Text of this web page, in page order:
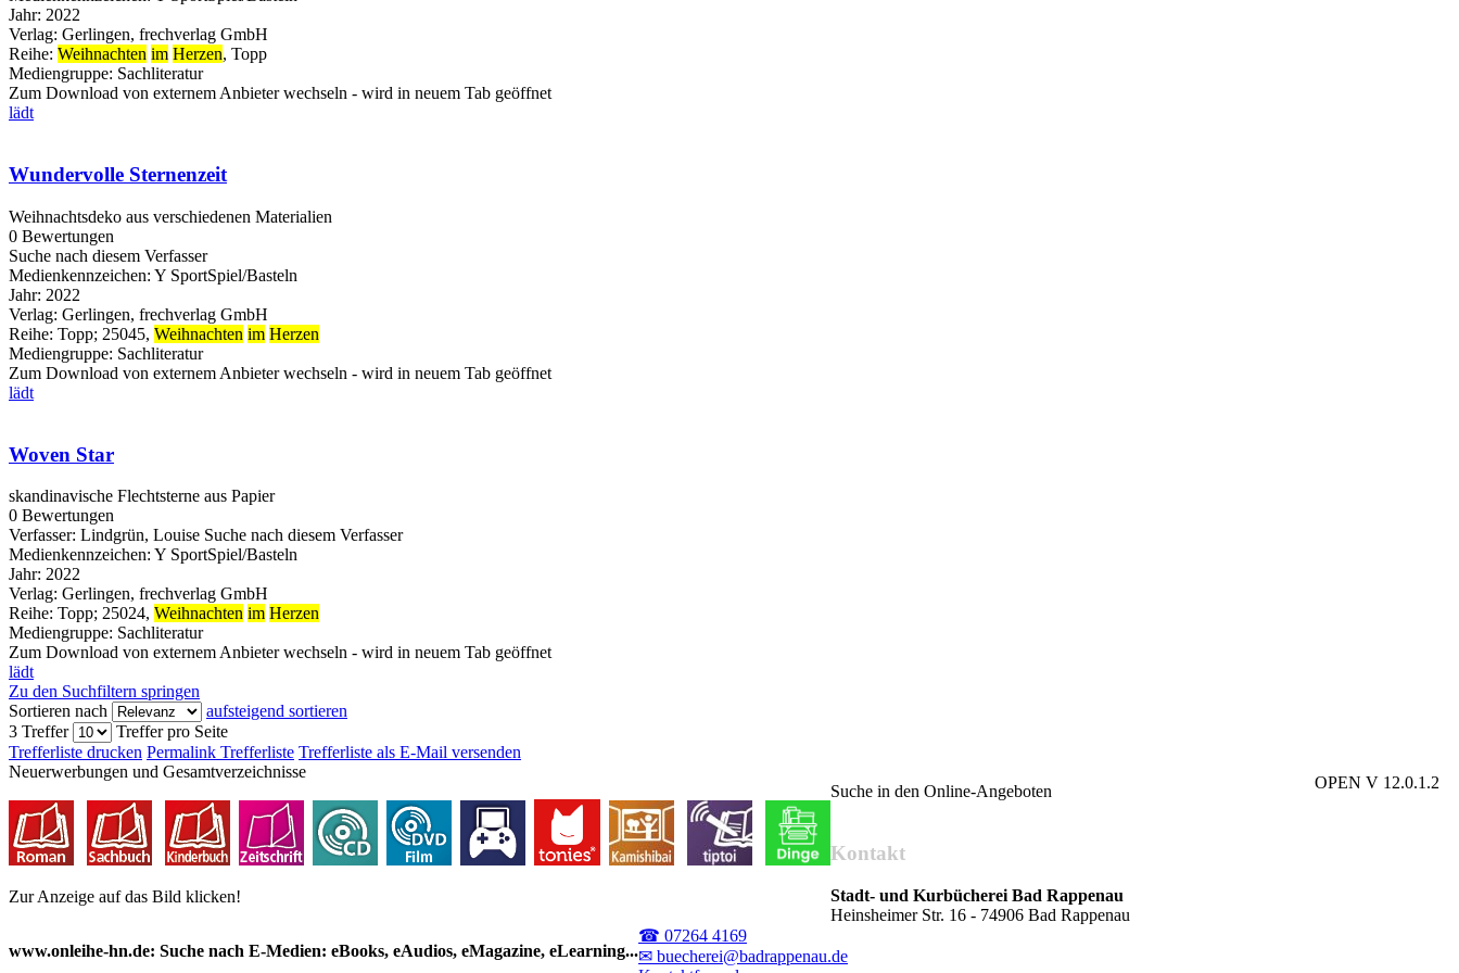
Jahr: 2022
Verlag: Gerlingen, frechverlag GmbH
Reihe: Weihnachten im Herzen, Topp
Mediengruppe: Sachliteratur
Zum Download von externem Anbieter wechseln - wird in neuem Tab geöffnet
lädt
Wundervolle Sternenzeit
Weihnachtsdeko aus verschiedenen Materialien
0 Bewertungen
Suche nach diesem Verfasser
Medienkennzeichen: Y SportSpiel/Basteln
Jahr: 2022
Verlag: Gerlingen, frechverlag GmbH
Reihe: Topp; 25045, Weihnachten im Herzen
Mediengruppe: Sachliteratur
Zum Download von externem Anbieter wechseln - wird in neuem Tab geöffnet
lädt
Woven Star
skandinavische Flechtsterne aus Papier
0 Bewertungen
Verfasser: Lindgrün, Louise Suche nach diesem Verfasser
Medienkennzeichen: Y SportSpiel/Basteln
Jahr: 2022
Verlag: Gerlingen, frechverlag GmbH
Reihe: Topp; 25024, Weihnachten im Herzen
Mediengruppe: Sachliteratur
Zum Download von externem Anbieter wechseln - wird in neuem Tab geöffnet
lädt
Zu den Suchfiltern springen
Sortieren nach
aufsteigend sortieren
3 Treffer
Treffer pro Seite
Trefferliste drucken Permalink Trefferliste Trefferliste als E-Mail versenden
OPEN V 12.0.1.2
Neuerwerbungen und Gesamtverzeichnisse
Zur Anzeige auf das Bild klicken!
Suche in den Online-Angeboten
www.onleihe-hn.de: Suche nach E-Medien: eBooks, eAudios, eMagazine, eLearning...
Kontakt
Stadt- und Kurbücherei Bad Rappenau
Heinsheimer Str. 16 - 74906 Bad Rappenau
☎ 07264 4169
✉ buecherei@badrappenau.de